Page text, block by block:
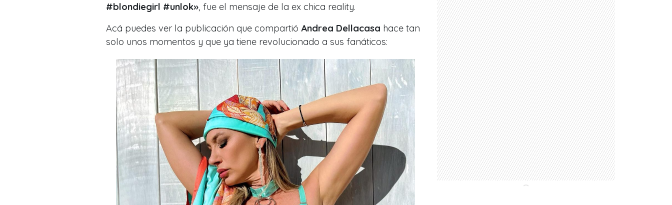
#blondiegirl #unlok» , fue el mensaje de la ex chica reality.
Acá puedes ver la publicación que compartió Andrea Dellacasa hace tan
solo unos momentos y que ya tiene revolucionado a sus fanáticos: